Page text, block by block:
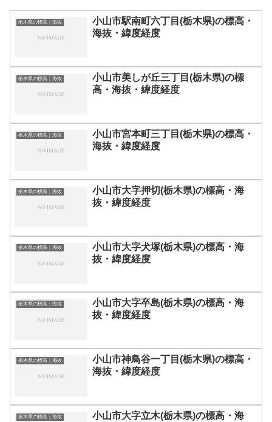
栃木県の標高｜海抜
小山市駅南町六丁目(栃木県)の標高・
海抜・緯度経度
栃木県の標高｜海抜
小山市美しが丘三丁目(栃木県)の標
高・海抜・緯度経度
栃木県の標高｜海抜
小山市宮本町三丁目(栃木県)の標高・
海抜・緯度経度
栃木県の標高｜海抜
小山市大字押切(栃木県)の標高・海
抜・緯度経度
栃木県の標高｜海抜
小山市大字犬塚(栃木県)の標高・海
抜・緯度経度
栃木県の標高｜海抜
小山市大字卒島(栃木県)の標高・海
抜・緯度経度
栃木県の標高｜海抜
小山市神鳥谷一丁目(栃木県)の標高・
海抜・緯度経度
栃木県の標高｜海抜
小山市大字立木(栃木県)の標高・海